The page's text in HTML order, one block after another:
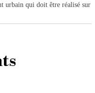
urbain qui doit être réalisé sur